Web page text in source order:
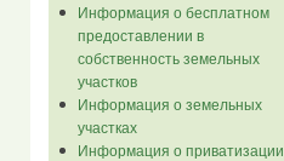
Информация о бесплатном
предоставлении в
собственность земельных
участков
Информация о земельных
участках
Информация о приватизации